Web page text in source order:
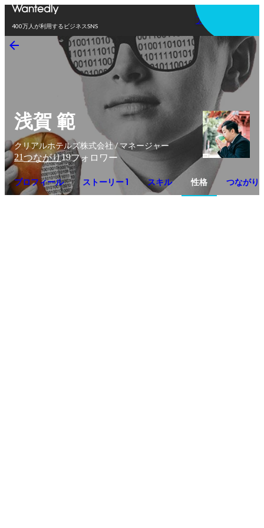
400万人が利用するビジネスSNS
アプリを使う
浅賀 範
クリアルホテルズ株式会社 / マネージャー
21つながり19フォロワー
プロフィール ストーリー 1 スキル 性格 つながり